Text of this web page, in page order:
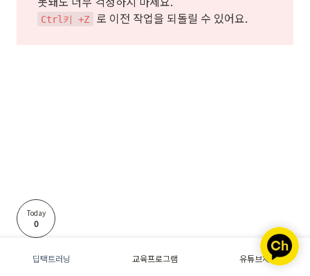
Ctrl키 +Z 로 이전 작업을 되돌릴 수 있어요.
Today
0
딥택트러닝 교육프로그램 유튜브채널